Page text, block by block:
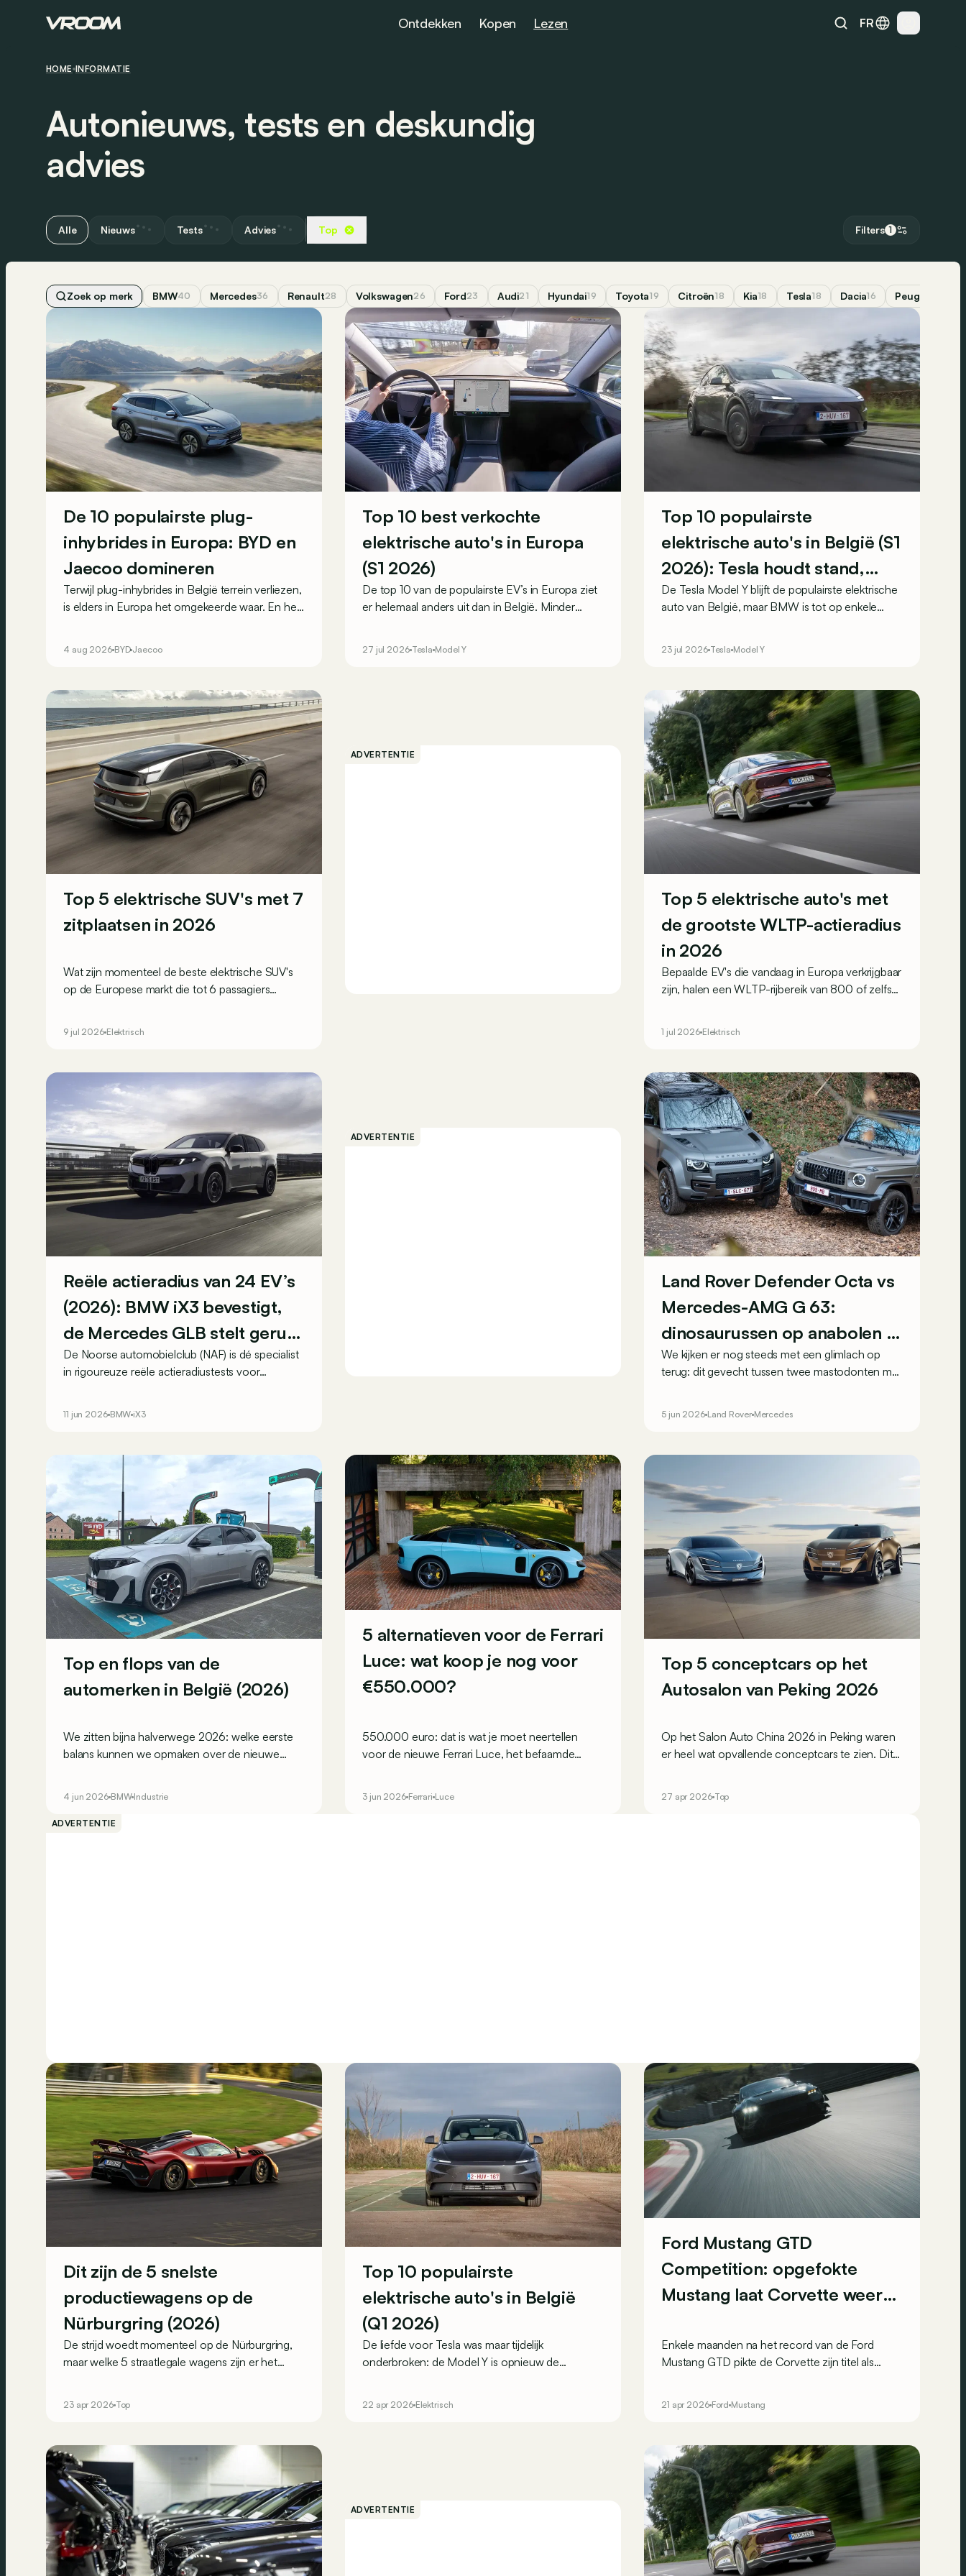
Ontdekken Kopen Lezen FR
HOME INFORMATIE
Autonieuws, tests en deskundig
advies
Alle Nieuws Tests Advies Top Filters 1
Zoek op merk BMW40 Mercedes36 Renault28 Volkswagen26 Ford23 Audi21 Hyundai19 Toyota19 Citroën18 Kia18 Tesla18 Dacia16 Peugeot
De 10 populairste plug-
inhybrides in Europa: BYD en
Jaecoo domineren
Terwijl plug-inhybrides in België terrein verliezen,
is elders in Europa het omgekeerde waar. En het
top 3 van de Europese PHEV-inschrijvingen
4 aug 2026 BYD Jaecoo
Top 10 best verkochte
elektrische auto's in Europa
(S1 2026)
De top 10 van de populairste EV’s in Europa ziet
er helemaal anders uit dan in België. Minder
27 jul 2026 Tesla Model Y
Top 10 populairste
elektrische auto's in België (S1
2026): Tesla houdt stand,
BMW rukt op
De Tesla Model Y blijft de populairste elektrische
auto van België, maar BMW is tot op enkele
plaats. Dit zijn de tien populairste elektrische
23 jul 2026 Tesla Model Y
Top 5 elektrische SUV's met 7
zitplaatsen in 2026
Wat zijn momenteel de beste elektrische SUV's
op de Europese markt die tot 6 passagiers
9 jul 2026 Elektrisch
ADVERTENTIE
Top 5 elektrische auto's met
de grootste WLTP-actieradius
in 2026
Bepaalde EV's die vandaag in Europa verkrijgbaar
zijn, halen een WLTP-rijbereik van 800 of zelfs
1 jul 2026 Elektrisch
Reële actieradius van 24 EV’s
(2026): BMW iX3 bevestigt,
de Mercedes GLB stelt gerust
en de Xpeng X9 verrast
De Noorse automobielclub (NAF) is dé specialist
in rigoureuze reële actieradiustests voor
2026, met de BMW iX3 als grote winnaar!
11 jun 2026 BMW iX3
ADVERTENTIE
Land Rover Defender Octa vs
Mercedes-AMG G 63:
dinosaurussen op anabolen in
duel
We kijken er nog steeds met een glimlach op
terug: dit gevecht tussen twee mastodonten met
voedselketen vandoor?
5 jun 2026 Land Rover Mercedes
Top en flops van de
automerken in België (2026)
We zitten bijna halverwege 2026: welke eerste
balans kunnen we opmaken over de nieuwe
in positieve… én in negatieve zin?
4 jun 2026 BMW Industrie
5 alternatieven voor de Ferrari
Luce: wat koop je nog voor
€550.000?
550.000 euro: dat is wat je moet neertellen
voor de nieuwe Ferrari Luce, het befaamde
andere wagens kun je nog kopen met een half
3 jun 2026 Ferrari Luce
Top 5 conceptcars op het
Autosalon van Peking 2026
Op het Salon Auto China 2026 in Peking waren
er heel wat opvallende conceptcars te zien. Dit
27 apr 2026 Top
ADVERTENTIE
Dit zijn de 5 snelste
productiewagens op de
Nürburgring (2026)
De strijd woedt momenteel op de Nürburgring,
maar welke 5 straatlegale wagens zijn er het
23 apr 2026 Top
Top 10 populairste
elektrische auto's in België
(Q1 2026)
De liefde voor Tesla was maar tijdelijk
onderbroken: de Model Y is opnieuw de
Chinezen, slagen die er ook in zich in de top 10
22 apr 2026 Elektrisch
Ford Mustang GTD
Competition: opgefokte
Mustang laat Corvette weer
Enkele maanden na het record van de Ford
Mustang GTD pikte de Corvette zijn titel als
Mustang GTD over naar 'Competition'-modus
21 apr 2026 Ford Mustang
ADVERTENTIE